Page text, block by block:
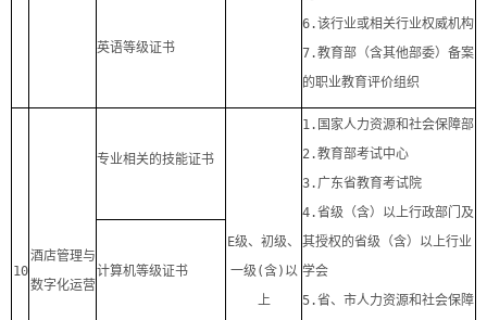
6.该行业或相关行业权威机构
7.教育部（含其他部委）备案
的职业教育评价组织
英语等级证书
10
酒店管理与
数字化运营
专业相关的技能证书
E级、初级、
一级 (含) 以
上
1. 国家人力资源和社会保障部
2.教育部考试中心
3. 广东省教育考试院
4.省级（含）以上行政部门及
其授权的省级（含）以上行业
学会
5.省、市人力资源和社会保障
计算机等级证书